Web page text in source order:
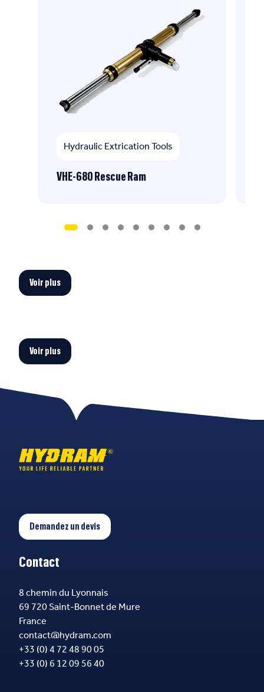
Hydraulic Extrication Tools
VHE-680 Rescue Ram
Voir plus
Voir plus
Demandez un devis
Contact
8 chemin du Lyonnais
69 720 Saint-Bonnet de Mure
France
contact@hydram.com
+33 (0) 4 72 48 90 05
+33 (0) 6 12 09 56 40